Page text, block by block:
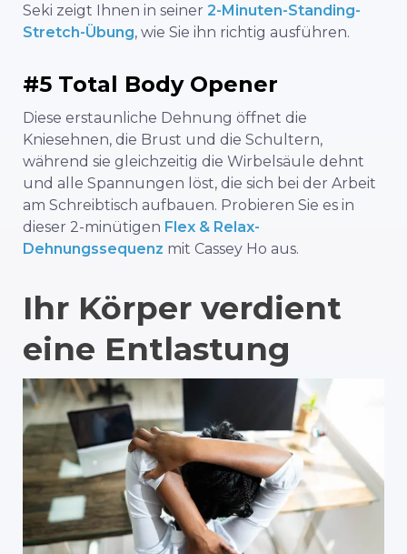
Seki zeigt Ihnen in seiner 2-Minuten-Standing-
Stretch-Übung, wie Sie ihn richtig ausführen.
#5 Total Body Opener
Diese erstaunliche Dehnung öffnet die
Kniesehnen, die Brust und die Schultern,
während sie gleichzeitig die Wirbelsäule dehnt
und alle Spannungen löst, die sich bei der Arbeit
am Schreibtisch aufbauen. Probieren Sie es in
dieser 2-minütigen Flex & Relax-
Dehnungssequenz mit Cassey Ho aus.
Ihr Körper verdient
eine Entlastung